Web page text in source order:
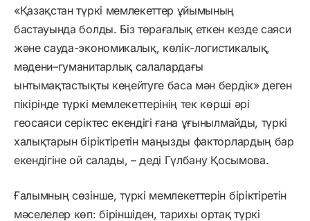
«Қазақстан түркі мемлекеттер ұйымының
бастауында болды. Біз төрағалық еткен кезде саяси
және сауда-экономикалық, көлік-логистикалық,
мәдени–гуманитарлық салалардағы
ынтымақтастықты кеңейтуге баса мән бердік» деген
пікірінде түркі мемлекеттерінің тек көрші әрі
геосаяси серіктес екендігі ғана ұғынылмайды, түркі
халықтарын біріктіретін маңызды факторлардың бар
екендігіне ой салады, – деді Гүлбану Қосымова.
Ғалымның сөзінше, түркі мемлекеттерін біріктіретін
мәселелер көп: біріншіден, тарихы ортақ түркі